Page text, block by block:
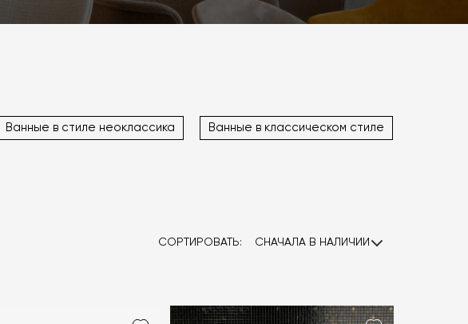
Ванные в стиле неоклассика Ванные в классическом стиле
СОРТИРОВАТЬ: СНАЧАЛА В НАЛИЧИИ